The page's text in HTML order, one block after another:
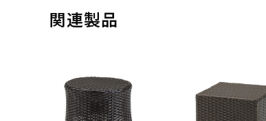
関連製品